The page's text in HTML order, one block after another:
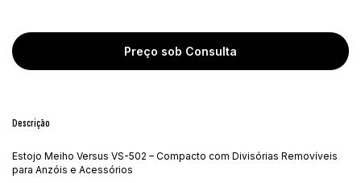
Descrição
Estojo Meiho Versus VS-502 – Compacto com Divisórias Removíveis
para Anzóis e Acessórios